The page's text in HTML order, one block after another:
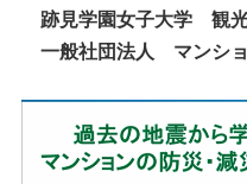
跡見学園女子大学 観
一般社団法人 マンシ